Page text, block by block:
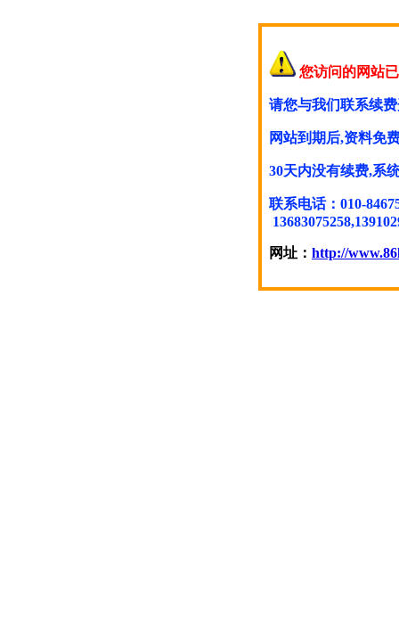
您访问的网站
请您与我们联系续
网站到期后,资料免
30天内没有续费,系
联系电话：010-
网址： http://